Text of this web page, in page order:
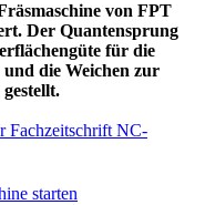
von FPT
Der Quantensprung
für die
die Weichen zur
Fachzeitschrift NC-
starten